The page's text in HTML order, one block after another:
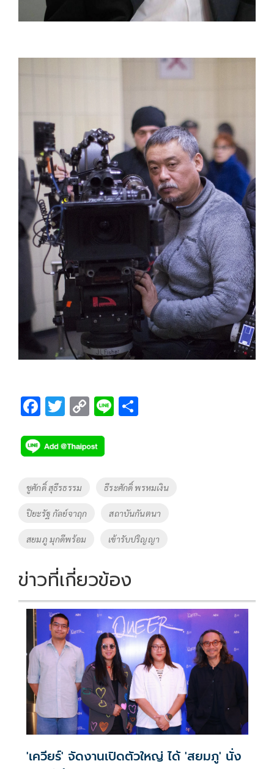
F
e
b
o
o
k
T
tt
er
C
p
y
Li
Li
Tags
ชูศักดิ์ สุธีรธรรม ธีระศักดิ์ พรหมเงิน
ปิยะรัฐ กัลย์จาฤก สถาบันกันตนา
สยมภู มุกดีพร้อม เข้ารับปริญญา
ข่าวที่เกี่ยวข้อง
'เควียร์' จัดงานเปิดตัวใหญ่ ได้ 'สยมภู' นั่ง